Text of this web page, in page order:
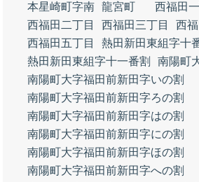
本星崎町字南 龍宮町
西福田
西福田二丁目
西福田三丁目
西
西福田五丁目
熱田新田東組字十
熱田新田東組字十一番割
南陽町
南陽町大字福田前新田字いの割
南陽町大字福田前新田字ろの割
南陽町大字福田前新田字はの割
南陽町大字福田前新田字にの割
南陽町大字福田前新田字ほの割
南陽町大字福田前新田字への割